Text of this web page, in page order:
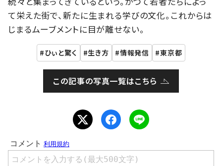
て栄えた街で、新たに生まれる学びの文化。これからは
じまるムーブメントに目が離せない。
ひぃと驚く 生き方 情報発信 東京都
この記事の写真一覧はこちら